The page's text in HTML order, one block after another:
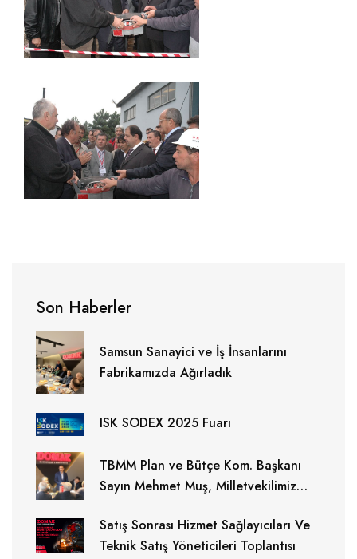
Son Haberler
Samsun Sanayici ve İş İnsanlarını
Fabrikamızda Ağırladık
ISK SODEX 2025 Fuarı
TBMM Plan ve Bütçe Kom. Başkanı
Sayın Mehmet Muş, Milletvekilimiz
Belediye Başkanımız Halit Doğan
ziyaretimizde bulundular.
Satış Sonrası Hizmet Sağlayıcıları Ve
Teknik Satış Yöneticileri Toplantısı